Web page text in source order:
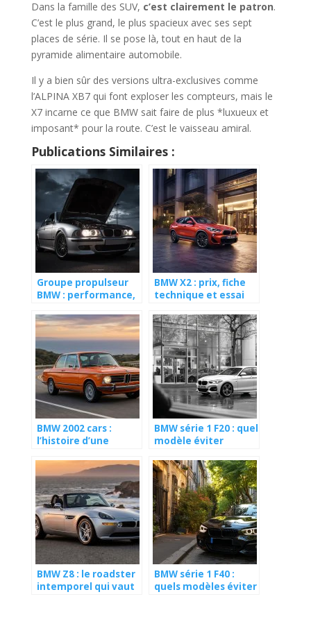
Dans la famille des SUV, c’est clairement le patron.
C’est le plus grand, le plus spacieux avec ses sept
places de série. Il se pose là, tout en haut de la
pyramide alimentaire automobile.
Il y a bien sûr des versions ultra-exclusives comme
l’ALPINA XB7 qui font exploser les compteurs, mais le
X7 incarne ce que BMW sait faire de plus *luxueux et
imposant* pour la route. C’est le vaisseau amiral.
Publications Similaires :
Groupe propulseur
BMW : performance,
innovation pour
votre véhicule
BMW X2 : prix, fiche
technique et essai
premium de BMW
BMW 2002 cars :
l’histoire d’une
BMW série 1 F20 : quel
modèle éviter
votre achat
d’occasion ?
BMW Z8 : le roadster
intemporel qui vaut
BMW série 1 F40 :
quels modèles éviter